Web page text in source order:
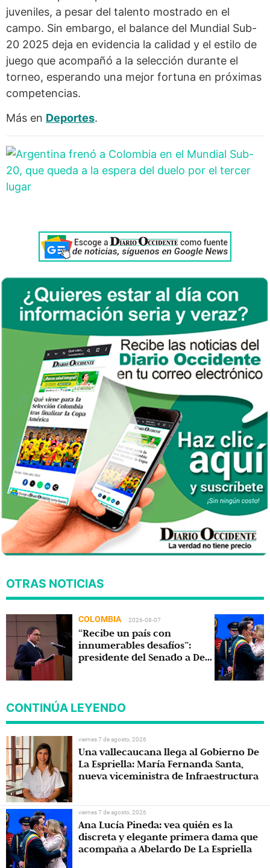
juveniles, a pesar del talento mostrado en el
campo. Sin embargo, el balance del Mundial Sub-
20 2025 deja en evidencia la calidad y el estilo de
juego que acompañó a la selección durante el
torneo, esperando una mejor fortuna en próximas
competencias.
Más en Deportes.
OTRAS NOTICIAS
COLOMBIA 2026-08-07
“Recibe un país con
innumerables desafíos”:
presidente del Senado a De
CONTINÚA LEYENDO
viernes 7 de agosto, 2026
Una vallecaucana llega al Gobierno De
La Espriella: María Fernanda Santa,
nueva viceministra de Infraestructura
viernes 7 de agosto, 2026
Ana Lucía Pineda: vea quién es la
discreta y elegante primera dama que
acompaña a Abelardo De La Espriella